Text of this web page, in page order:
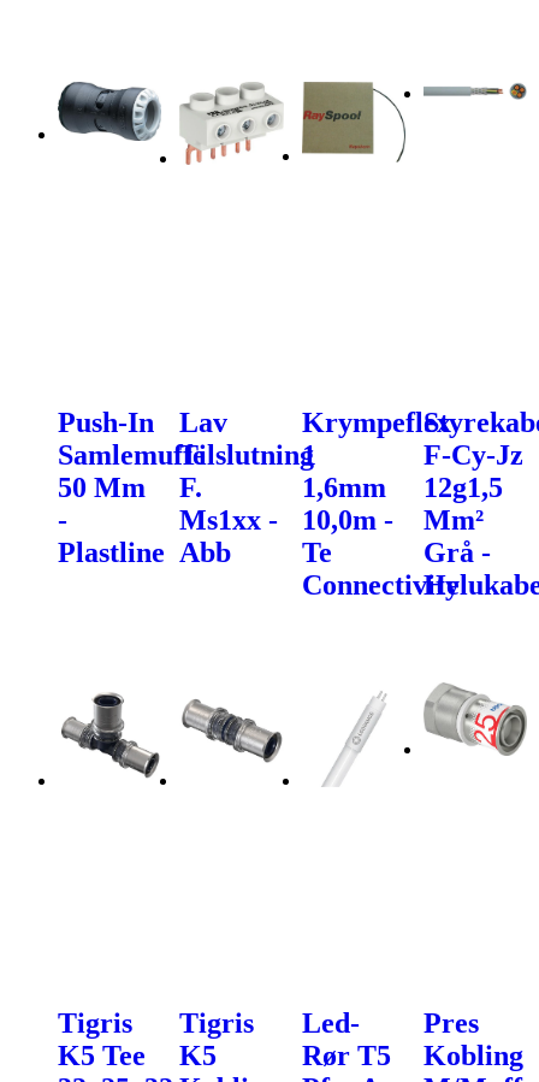
Push-In
Samlemuffe
50 Mm
-
Plastline
Lav
Tilslutning
F.
Ms1xx -
Abb
Krympeflex
1
1,6mm
10,0m -
Te
Connectivity
F-Cy-Jz
12g1,5
Mm²
Grå -
Tigris
K5 Tee
Tigris
K5
Led-
Rør T5
Pres
Kobling